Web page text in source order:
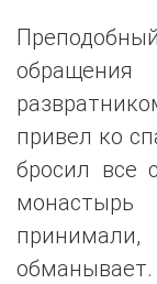
привел ко
бросил все